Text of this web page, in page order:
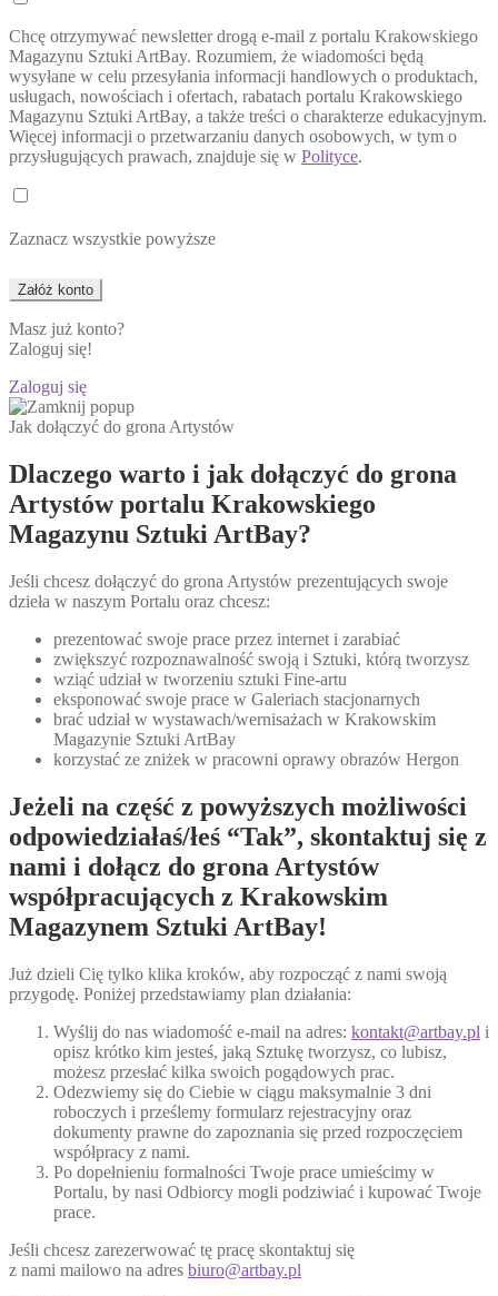
Chcę otrzymywać newsletter drogą e-mail z portalu Krakowskiego
Magazynu Sztuki ArtBay. Rozumiem, że wiadomości będą
wysyłane w celu przesyłania informacji handlowych o produktach,
usługach, nowościach i ofertach, rabatach portalu Krakowskiego
Magazynu Sztuki ArtBay, a także treści o charakterze edukacyjnym.
Więcej informacji o przetwarzaniu danych osobowych, w tym o
przysługujących prawach, znajduje się w Polityce.
Zaznacz wszystkie powyższe
Masz już konto?
Zaloguj się!
Zaloguj się
Jak dołączyć do grona Artystów
Dlaczego warto i jak dołączyć do grona
Artystów portalu Krakowskiego
Magazynu Sztuki ArtBay?
Jeśli chcesz dołączyć do grona Artystów prezentujących swoje
dzieła w naszym Portalu oraz chcesz:
prezentować swoje prace przez internet i zarabiać
zwiększyć rozpoznawalność swoją i Sztuki, którą tworzysz
wziąć udział w tworzeniu sztuki Fine-artu
eksponować swoje prace w Galeriach stacjonarnych
brać udział w wystawach/wernisażach w Krakowskim
Magazynie Sztuki ArtBay
korzystać ze zniżek w pracowni oprawy obrazów Hergon
Jeżeli na część z powyższych możliwości
odpowiedziałaś/łeś “Tak”, skontaktuj się z
nami i dołącz do grona Artystów
współpracujących z Krakowskim
Magazynem Sztuki ArtBay!
Już dzieli Cię tylko klika kroków, aby rozpocząć z nami swoją
przygodę. Poniżej przedstawiamy plan działania:
Wyślij do nas wiadomość e-mail na adres: kontakt@artbay.pl i
opisz krótko kim jesteś, jaką Sztukę tworzysz, co lubisz,
możesz przesłać kilka swoich pogądowych prac.
Odezwiemy się do Ciebie w ciągu maksymalnie 3 dni
roboczych i prześlemy formularz rejestracyjny oraz
dokumenty prawne do zapoznania się przed rozpoczęciem
współpracy z nami.
Po dopełnieniu formalności Twoje prace umieścimy w
Portalu, by nasi Odbiorcy mogli podziwiać i kupować Twoje
prace.
Jeśli chcesz zarezerwować tę pracę skontaktuj się
z nami mailowo na adres biuro@artbay.pl